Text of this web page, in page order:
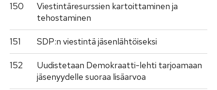
150
Viestintäresurssien kartoittaminen ja
tehostaminen
151 SDP:n viestintä jäsenlähtöiseksi
152
Uudistetaan Demokraatti-lehti tarjoamaan
jäsenyydelle suoraa lisäarvoa